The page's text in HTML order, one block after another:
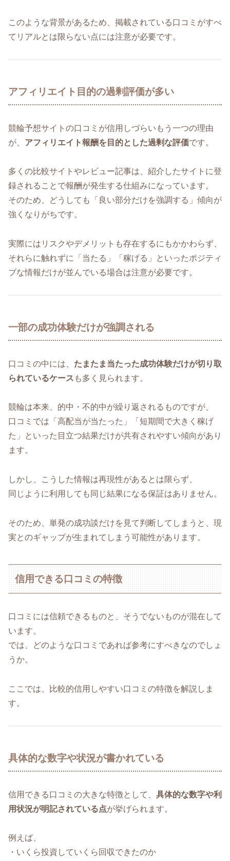
このような背景があるため、掲載されている口コミがすべ
てリアルとは限らない点には注意が必要です。
アフィリエイト目的の過剰評価が多い
競輪予想サイトの口コミが信用しづらいもう一つの理由
が、 アフィリエイト報酬を目的とした過剰な評価です。
多くの比較サイトやレビュー記事は、紹介したサイトに登
録されることで報酬が発生する仕組みになっています。
そのため、どうしても「良い部分だけを強調する」傾向が
強くなりがちです。
実際にはリスクやデメリットも存在するにもかかわらず、
それらに触れずに「当たる」「稼げる」といったポジティ
ブな情報だけが並んでいる場合は注意が必要です。
一部の成功体験だけが強調される
口コミの中には、 たまたま当たった成功体験だけが切り取
られているケース も多く見られます。
競輪は本来、的中・不的中が繰り返されるものですが、
口コミでは「高配当が当たった」「短期間で大きく稼げ
た」といった目立つ結果だけが共有されやすい傾向があり
ます。
しかし、こうした情報は再現性があるとは限らず、
同じように利用しても同じ結果になる保証はありません。
そのため、単発の成功談だけを見て判断してしまうと、現
実とのギャップが生まれてしまう可能性があります。
信用できる口コミの特徴
口コミには信頼できるものと、そうでないものが混在して
います。
では、どのような口コミであれば参考にすべきなのでしょ
うか。
ここでは、比較的信用しやすい口コミの特徴を解説しま
す。
具体的な数字や状況が書かれている
信用できる口コミの大きな特徴として、 具体的な数字や利
用状況が明記されている点が挙げられます。
例えば、
・いくら投資していくら回収できたのか